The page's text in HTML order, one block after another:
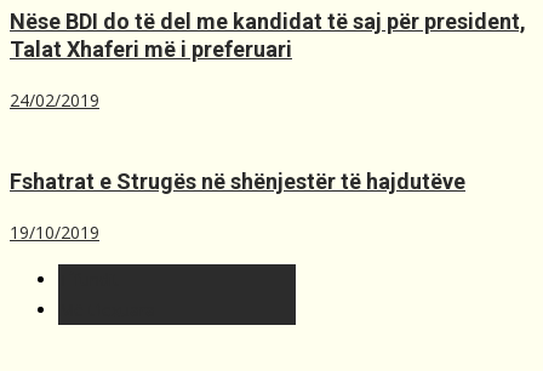
Nëse BDI do të del me kandidat të saj për president,
Talat Xhaferi më i preferuari
24/02/2019
Fshatrat e Strugës në shënjestër të hajdutëve
19/10/2019